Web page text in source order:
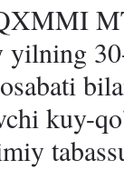
kuy-